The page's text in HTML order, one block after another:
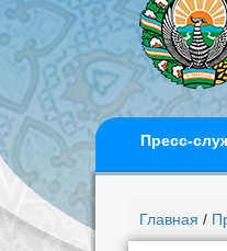
Пресс-
Главная /